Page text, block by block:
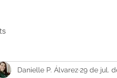
Danielle P. Álvarez 29 de jul.